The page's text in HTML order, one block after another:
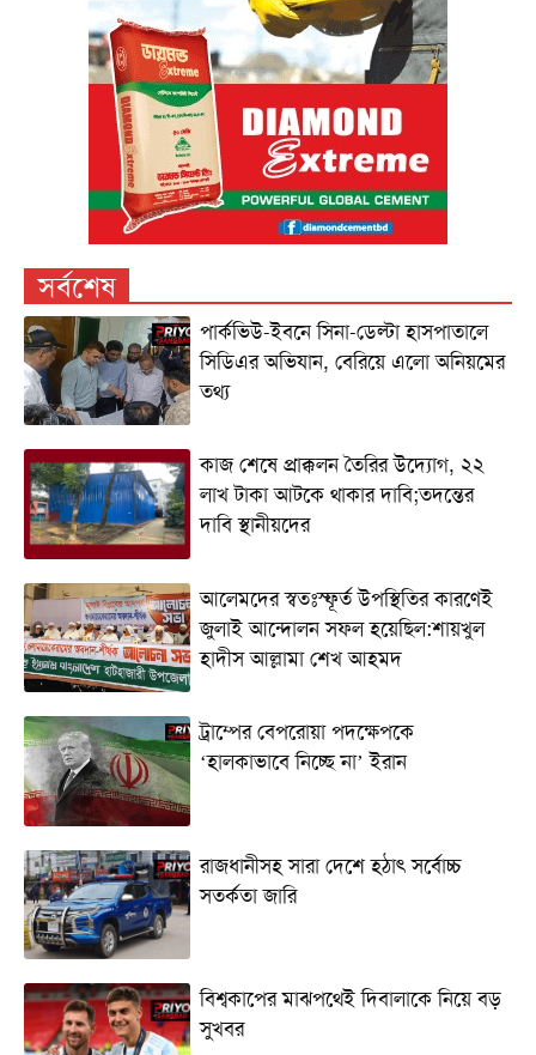
সর্বশেষ
পার্কভিউ-ইবনে সিনা-ডেল্টা হাসপাতালে
সিডিএর অভিযান, বেরিয়ে এলো অনিয়মের
তথ্য
কাজ শেষে প্রাক্কলন তৈরির উদ্যোগ, ২২
লাখ টাকা আটকে থাকার দাবি;তদন্তের
দাবি স্থানীয়দের
আলেমদের স্বতঃস্ফূর্ত উপস্থিতির কারণেই
জুলাই আন্দোলন সফল হয়েছিল:শায়খুল
হাদীস আল্লামা শেখ আহমদ
ট্রাম্পের বেপরোয়া পদক্ষেপকে
‘হালকাভাবে নিচ্ছে না’ ইরান
রাজধানীসহ সারা দেশে হঠাৎ সর্বোচ্চ
সতর্কতা জা‌রি
বিশ্বকাপের মাঝপথেই দিবালাকে নিয়ে বড়
সুখবর